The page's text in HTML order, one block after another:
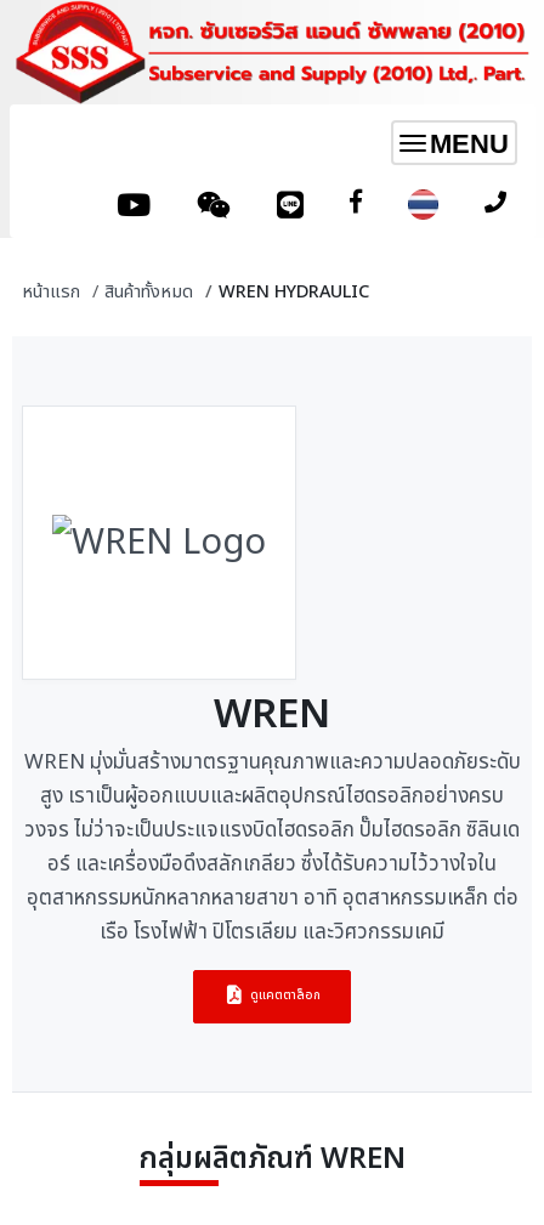
Toggle
navigation
MENU
หน้าแรก สินค้าทั้งหมด WREN HYDRAULIC
WREN
WREN มุ่งมั่นสร้างมาตรฐานคุณภาพและความปลอดภัยระดับ
สูง เราเป็นผู้ออกแบบและผลิตอุปกรณ์ไฮดรอลิกอย่างครบ
วงจร ไม่ว่าจะเป็นประแจแรงบิดไฮดรอลิก ปั๊มไฮดรอลิก ซิลินเด
อร์ และเครื่องมือดึงสลักเกลียว ซึ่งได้รับความไว้วางใจใน
อุตสาหกรรมหนักหลากหลายสาขา อาทิ อุตสาหกรรมเหล็ก ต่อ
เรือ โรงไฟฟ้า ปิโตรเลียม และวิศวกรรมเคมี
ดูแคตตาล็อก
กลุ่มผลิตภัณฑ์ WREN